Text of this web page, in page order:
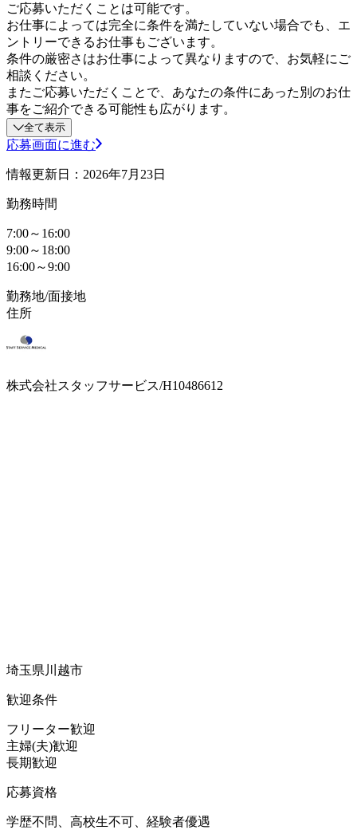
ご応募いただくことは可能です。
お仕事によっては完全に条件を満たしていない場合でも、エ
ントリーできるお仕事もございます。
条件の厳密さはお仕事によって異なりますので、お気軽にご
相談ください。
またご応募いただくことで、あなたの条件にあった別のお仕
事をご紹介できる可能性も広がります。
全て表示
応募画面に進む
情報更新日：2026年7月23日
勤務時間
7:00～16:00
9:00～18:00
16:00～9:00
勤務地/面接地
住所
株式会社スタッフサービス/H10486612
埼玉県川越市
歓迎条件
フリーター歓迎
主婦(夫)歓迎
長期歓迎
応募資格
学歴不問、高校生不可、経験者優遇